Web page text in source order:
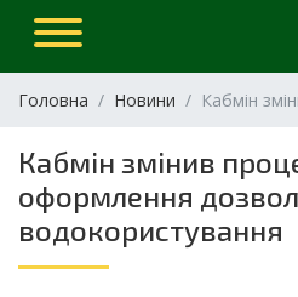
Головна Новини Кабмін
Кабмін змінив
оформлення
водокористування